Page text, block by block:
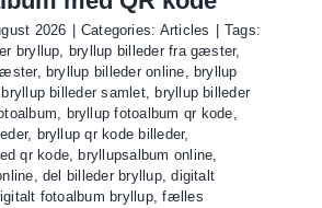
2026 Categories: Articles
Tags:
bryllup, bryllup billeder fra gæster,
, bryllup billeder online, bryllup
bryllup billeder samlet, bryllup billeder
, bryllup fotoalbum qr kode,
, bryllup qr kode billeder,
qr kode, bryllupsalbum online,
, del billeder bryllup,digitalt
fotoalbum bryllup,fælles